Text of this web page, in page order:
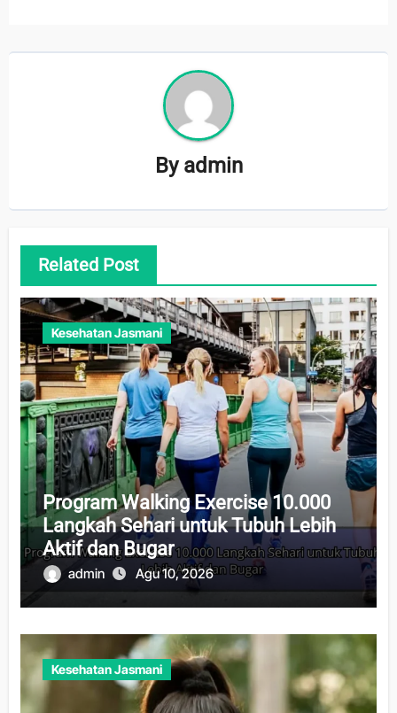
By admin
Related Post
Kesehatan Jasmani
Program Walking Exercise 10.000
Langkah Sehari untuk Tubuh Lebih
Aktif dan Bugar
admin Agu 10, 2026
Kesehatan Jasmani